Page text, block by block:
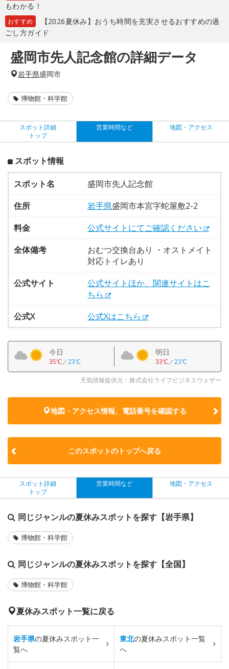
もわかる！
おすすめ
【2026夏休み】おうち時間を充実させるおすすめの過
ごし方ガイド
盛岡市先人記念館の詳細データ
岩手県盛岡市
博物館・科学館
スポット詳細
トップ
営業時間など 地図・アクセス
スポット情報
スポット名
盛岡市先人記念館
住所
岩手県盛岡市本宮字蛇屋敷2-2
料金
公式サイトにてご確認ください
全体備考
おむつ交換台あり ・オストメイト
対応トイレあり
公式サイト
公式サイトほか、関連サイトはこ
ちら
公式X
公式Xはこちら
今日
35℃／23℃
明日
33℃／23℃
天気情報提供元：株式会社ライフビジネスウェザー
地図・アクセス情報、電話番号を確認する
このスポットのトップへ戻る
スポット詳細
トップ
営業時間など 地図・アクセス
同じジャンルの夏休みスポットを探す【岩手県】
博物館・科学館
同じジャンルの夏休みスポットを探す【全国】
博物館・科学館
夏休みスポット一覧に戻る
岩手県の夏休みスポット一
覧へ
東北の夏休みスポット一覧
へ